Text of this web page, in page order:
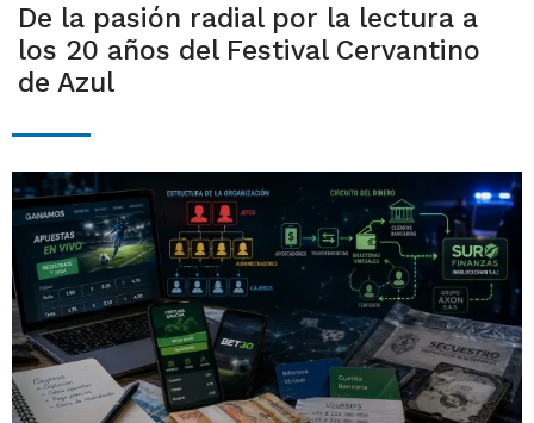
De la pasión radial por la lectura a
los 20 años del Festival Cervantino
de Azul